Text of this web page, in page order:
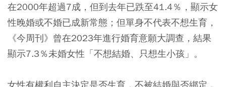
在2000年超過7成，但到去年已跌至41.4％，顯示女
性晚婚或不婚已成新常態；但單身不代表不想生育，
《今周刊》曾在2023年進行婚育意願大調查，結果
顯示7.3％未婚女性「不想結婚、只想生小孩」。
女性有權利自主決定是否生育，不被結婚與否綁定，